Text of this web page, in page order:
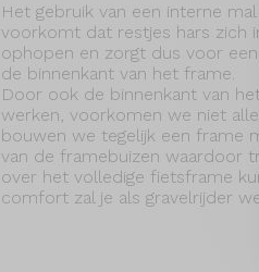
Het gebruik van een interne
voorkomt dat restjes hars zich
ophopen en zorgt dus voor
de binnenkant van het frame.
Door ook de binnenkant van
werken, voorkomen we niet
bouwen we tegelijk een frame
van de framebuizen waardoor
over het volledige fietsframe
comfort zal je als gravelrijder